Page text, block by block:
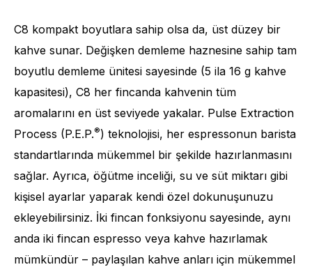
Ürün sayısı6
C8 kompakt boyutlara sahip olsa da, üst düzey bir
kahve sunar. Değişken demleme haznesine sahip tam
boyutlu demleme ünitesi sayesinde (5 ila 16 g kahve
kapasitesi), C8 her fincanda kahvenin tüm
aromalarını en üst seviyede yakalar. Pulse Extraction
Process (P.E.P.®) teknolojisi, her espressonun barista
standartlarında mükemmel bir şekilde hazırlanmasını
sağlar. Ayrıca, öğütme inceliği, su ve süt miktarı gibi
kişisel ayarlar yaparak kendi özel dokunuşunuzu
ekleyebilirsiniz. İki fincan fonksiyonu sayesinde, aynı
anda iki fincan espresso veya kahve hazırlamak
mümkündür – paylaşılan kahve anları için mükemmel